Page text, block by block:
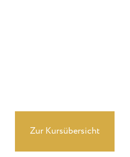
Zur Kursübersicht